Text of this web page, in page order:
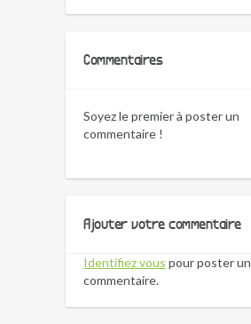
Commentaires
Soyez le premier à poster un
commentaire !
Ajouter votre commentaire
Identifiez vous pour poster un
commentaire.